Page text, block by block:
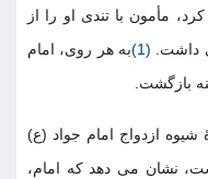
مأمون با تندى او را از
داشت. (1)
به هر روى، امام
بازگشت.
شيوه ازدواج امام جواد (ع)
نشان مى دهد كه امام،